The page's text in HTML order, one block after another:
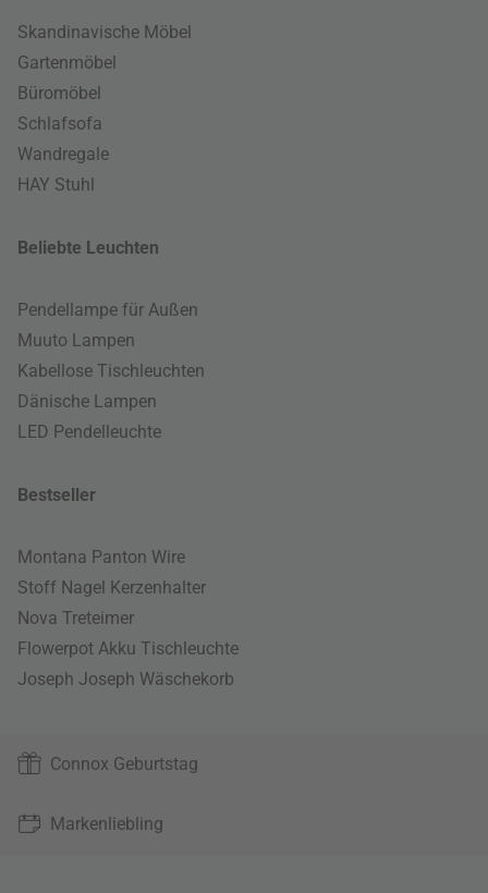
Skandinavische Möbel
Gartenmöbel
Büromöbel
Schlafsofa
Wandregale
HAY Stuhl
Beliebte Leuchten
Pendellampe für Außen
Muuto Lampen
Kabellose Tischleuchten
Dänische Lampen
LED Pendelleuchte
Bestseller
Montana Panton Wire
Stoff Nagel Kerzenhalter
Nova Treteimer
Flowerpot Akku Tischleuchte
Joseph Joseph Wäschekorb
Connox Geburtstag
Markenliebling